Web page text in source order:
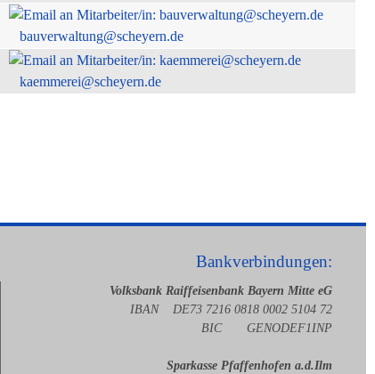
bauverwaltung@scheyern.de
kaemmerei@scheyern.de
Bankverbindungen:
Volksbank Raiffeisenbank Bayern Mitte eG
IBAN DE73 7216 0818 0002 5104 72
BIC GENODEF1INP
Sparkasse Pfaffenhofen a.d.Ilm